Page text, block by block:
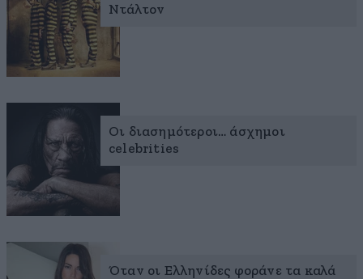
Ντάλτον
Οι διασημότεροι… άσχημοι
celebrities
Όταν οι Ελληνίδες φοράνε τα καλά